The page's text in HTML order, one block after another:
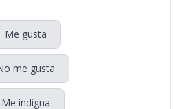
Me gusta
me gusta
Me indigna